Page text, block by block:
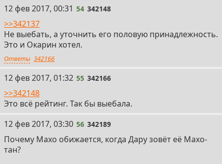
54
12 фев 2017, 00:31 54 342148
>>342137
Не выебать, а уточнить его половую принадлежность.
Это и Окарин хотел.
Ответы 342166
55
12 фев 2017, 01:32 55 342166
>>342148
Это всё рейтинг. Так бы выебала.
56
12 фев 2017, 03:30 56 342189
Почему Махо обижается, когда Дару зовёт её Махо-
тан?